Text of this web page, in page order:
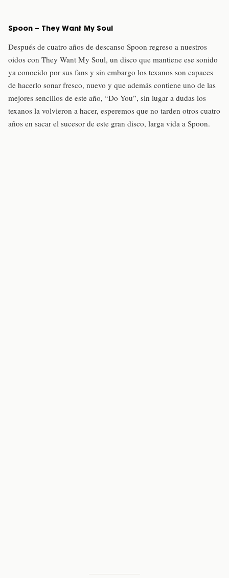
Spoon – They Want My Soul
Después de cuatro años de descanso Spoon regreso a nuestros
oidos con They Want My Soul, un disco que mantiene ese sonido
ya conocido por sus fans y sin embargo los texanos son capaces
de hacerlo sonar fresco, nuevo y que además contiene uno de las
mejores sencillos de este año, “Do You”, sin lugar a dudas los
texanos la volvieron a hacer, esperemos que no tarden otros cuatro
años en sacar el sucesor de este gran disco, larga vida a Spoon.